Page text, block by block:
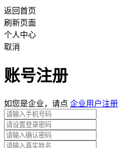
返回首页
刷新页面
个人中心
取消
账号注册
如您是企业，请点 企业用户注册